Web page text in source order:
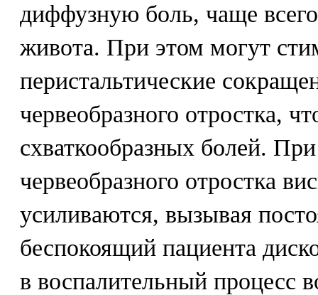
диффузную боль, чаще
живота. При этом могут
перистальтические
червеобразного отростка,
схваткообразных болей.
червеобразного отростка
усиливаются, вызывая
беспокоящий пациента
в воспалительный процесс